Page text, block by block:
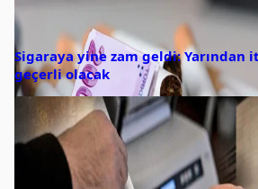
Sigaraya yine zam geldi: Yarından
geçerli olacak